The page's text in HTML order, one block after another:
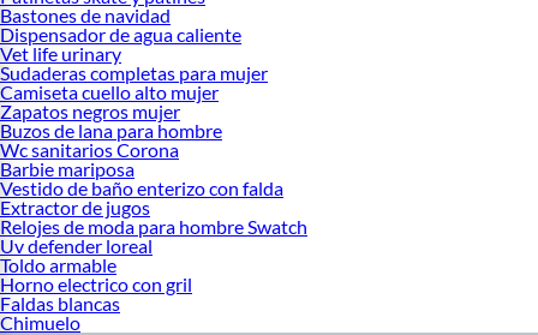
Bastones de navidad
Dispensador de agua caliente
Vet life urinary
Sudaderas completas para mujer
Camiseta cuello alto mujer
Zapatos negros mujer
Buzos de lana para hombre
Wc sanitarios Corona
Barbie mariposa
Vestido de baño enterizo con falda
Extractor de jugos
Relojes de moda para hombre Swatch
Uv defender loreal
Toldo armable
Horno electrico con gril
Faldas blancas
Chimuelo